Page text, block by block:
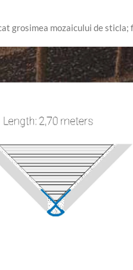
grosimea mozaicului de